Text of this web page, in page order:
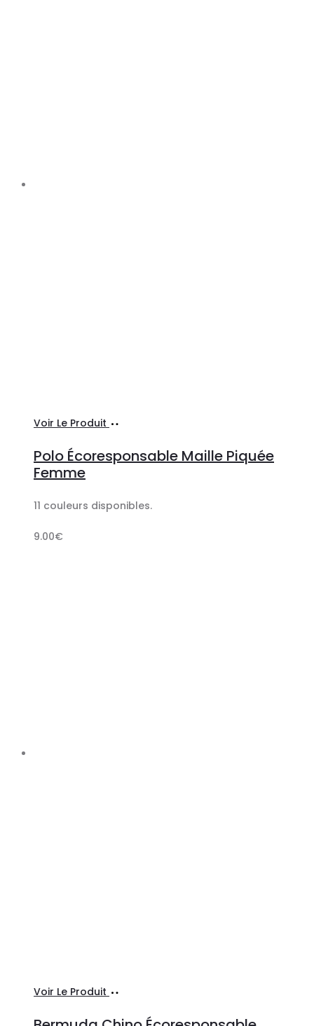
Voir Le Produit
panier
Polo Écoresponsable Maille Piquée
Femme
11 couleurs disponibles.
9.00€
Voir Le Produit